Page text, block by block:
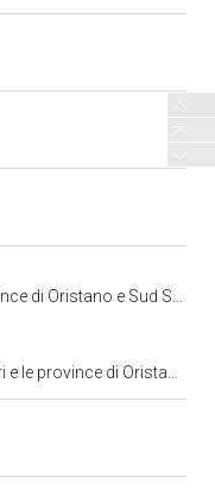
e Sud Sardegna
e Sud Sardegna